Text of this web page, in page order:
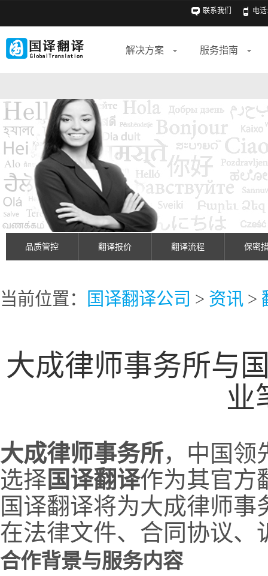
联系我们 电话
解决方案 服务指南
品质管控 翻译报价 翻译流程 保密
当前位置： 国译翻译公司 > 资讯 >
大成律师事务所与
业
大成律师事务所，中国领
选择 国译翻译作为其官方
国译翻译将为大成律师事
在法律文件、合同协议、
合作背景与服务内容